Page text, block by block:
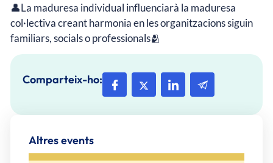
👤La maduresa individual influenciarà la maduresa
col·lectiva creant harmonia en les organitzacions siguin
familiars, socials o professionals🫂
Comparteix-ho:
Altres events